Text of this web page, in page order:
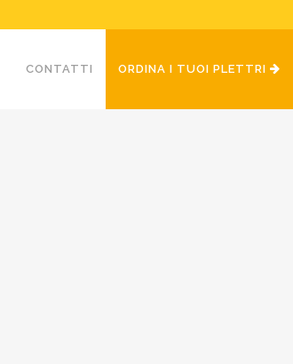
CONTATTI ORDINA I TUOI PLETTRI